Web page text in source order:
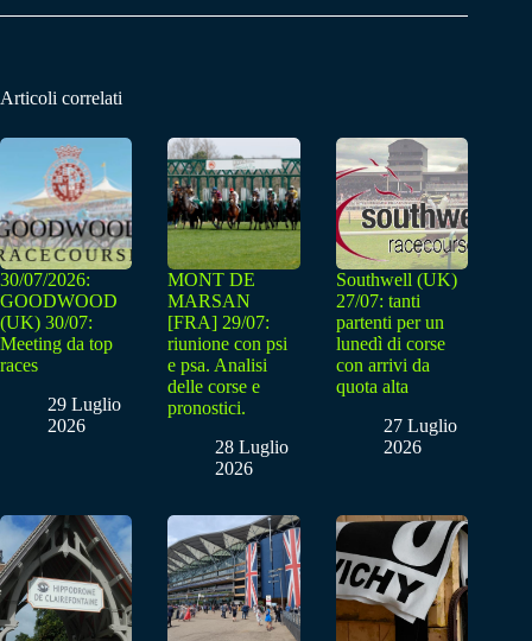
Articoli correlati
30/07/2026:
GOODWOOD
(UK) 30/07:
Meeting da top
races
29 Luglio
2026
MONT DE
MARSAN
[FRA] 29/07:
riunione con psi
e psa. Analisi
delle corse e
pronostici.
28 Luglio
2026
Southwell (UK)
27/07: tanti
partenti per un
lunedì di corse
con arrivi da
quota alta
27 Luglio
2026